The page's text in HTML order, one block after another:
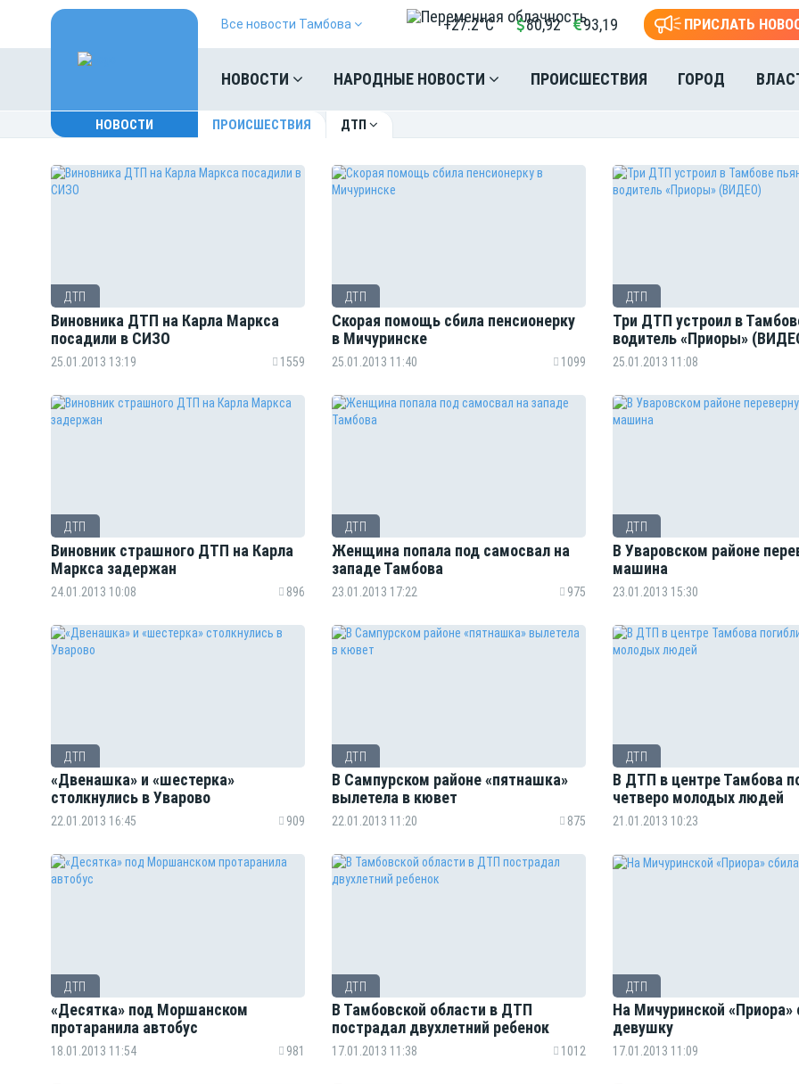
Все новости Тамбова +27.2°C 80,92 93,19 ПРИСЛАТЬ
НОВОСТИ НАРОДНЫЕ НОВОСТИ ПРОИСШЕСТВИЯ ГОРОД
НОВОСТИ ПРОИСШЕСТВИЯ ДТП
ДТП
Виновника ДТП на Карла Маркса
посадили в СИЗО
25.01.2013 13:19 1559
ДТП
Скорая помощь сбила пенсионерку
в Мичуринске
25.01.2013 11:40 1099
ДТП
Три ДТП устроил в
водитель «Приоры»
25.01.2013 11:08
ДТП
Виновник страшного ДТП на Карла
Маркса задержан
24.01.2013 10:08 896
ДТП
Женщина попала под самосвал на
западе Тамбова
23.01.2013 17:22 975
ДТП
В Уваровском районе
машина
23.01.2013 15:30
ДТП
«Двенашка» и «шестерка»
столкнулись в Уварово
22.01.2013 16:45 909
ДТП
В Сампурском районе «пятнашка»
вылетела в кювет
22.01.2013 11:20 875
ДТП
В ДТП в центре Тамбова
четверо молодых людей
21.01.2013 10:23
ДТП
«Десятка» под Моршанском
протаранила автобус
18.01.2013 11:54 981
ДТП
В Тамбовской области в ДТП
пострадал двухлетний ребенок
17.01.2013 11:38 1012
ДТП
На Мичуринской «Приора»
девушку
17.01.2013 11:09